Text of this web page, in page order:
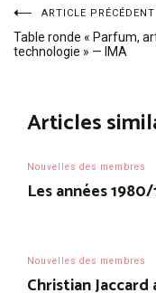
de
l’article
ARTICLE PRÉCÉDENT
Table ronde « Parfum,
technologie » — IMA
Articles
Nouvelles des membres
Les années
Nouvelles des membres
Christian Jaccard